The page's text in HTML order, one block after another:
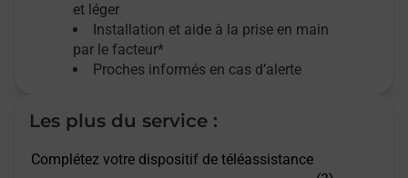
et léger
Installation et aide à la prise en main
par le facteur*
Proches informés en cas d’alerte
Les plus du service :
Complétez votre dispositif de téléassistance